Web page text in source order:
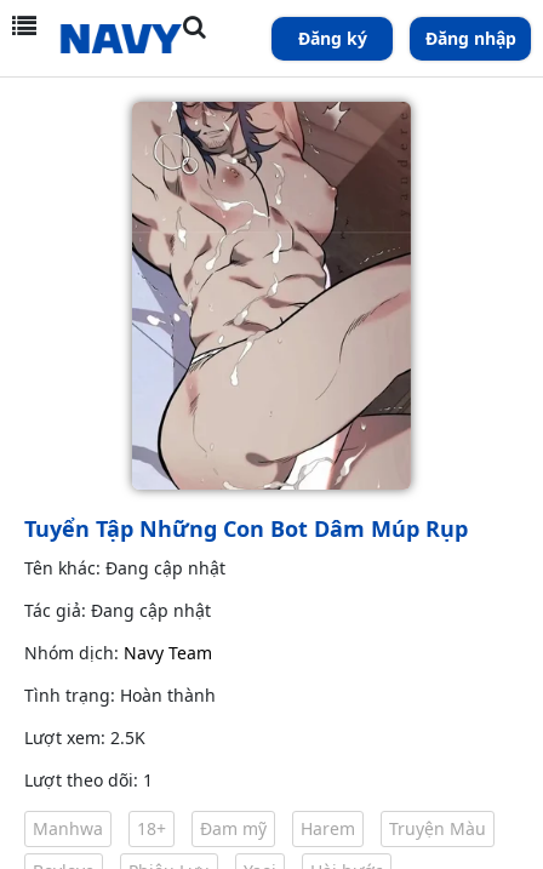
Đăng ký Đăng nhập
Tuyển Tập Những Con Bot Dâm Múp Rụp
Tên khác: Đang cập nhật
Tác giả: Đang cập nhật
Nhóm dịch: Navy Team
Tình trạng: Hoàn thành
Lượt xem: 2.5K
Lượt theo dõi: 1
Manhwa 18+ Đam mỹ Harem
Truyện Màu